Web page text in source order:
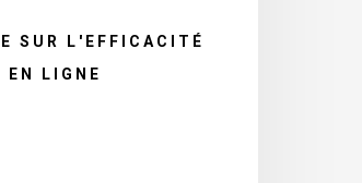
SUR L'EFFICACITÉ
EN LIGNE